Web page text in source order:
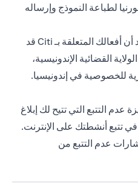
opens in a new tab
لطباعة النموذج وإرساله
إذا كنت مواطنًا إندونيسيًا أو تعتقد أن أفعالك المتعلقة بـ Citi قد
القضائية الإندونيسية،
للخصوصية في إندونيسياtab.
التتبع التي تتيح لك إبلاغ
في تتبع أنشطتك على الإنترنت.
عدم التتبع من